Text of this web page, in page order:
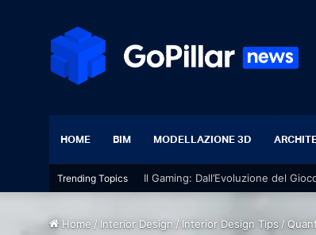
HOME BIM MODELLAZIONE 3D
Trending Topics Il Gaming: Dall’Evoluzione del
Home /Interior Design/Interior Design Tips /